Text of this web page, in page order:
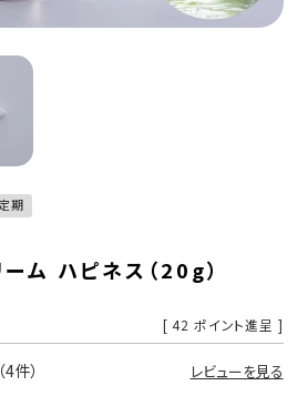
期
ム ハピネス（20g）
[ 42 ポイント進呈 ]
（4件） レビューを見る